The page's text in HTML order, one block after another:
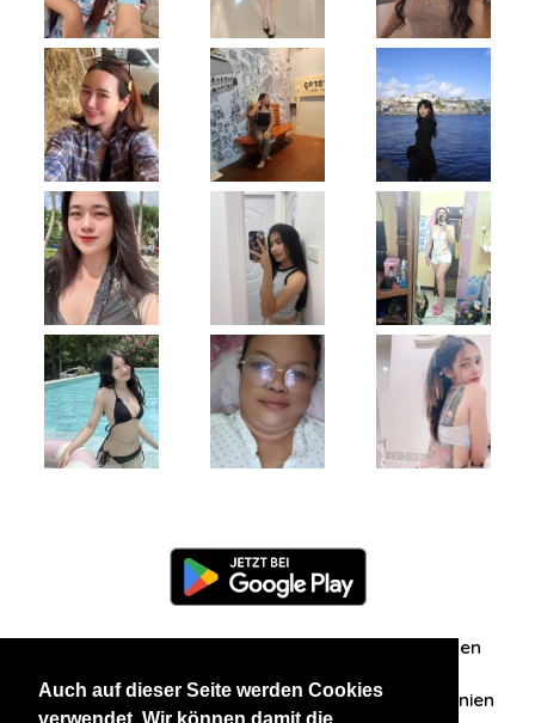
Auch auf dieser Seite werden Cookies
Zuschriften/Erfahrungen
Datenschutzerklärung AGB Datenschutzrichtlinien